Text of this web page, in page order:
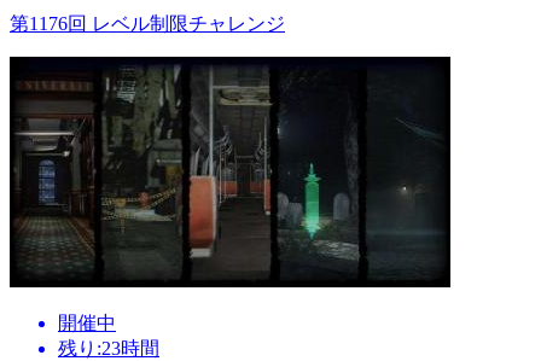
第1176回 レベル制限チャレンジ
開催中
残り:23時間